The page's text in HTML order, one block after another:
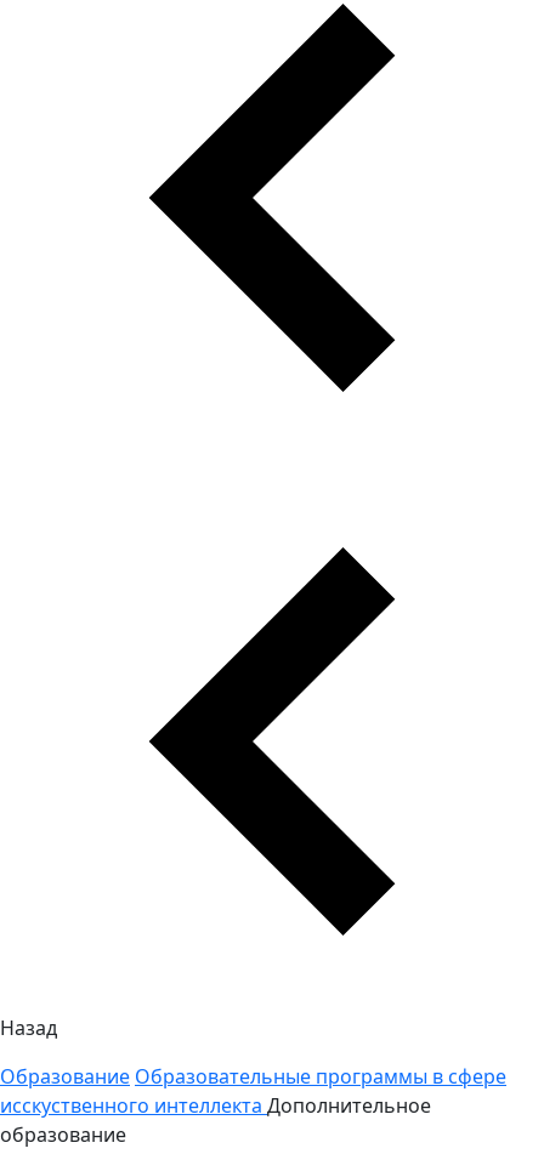
Назад
Образование Образовательные программы в сфере
исскуственного интеллекта Дополнительное
образование